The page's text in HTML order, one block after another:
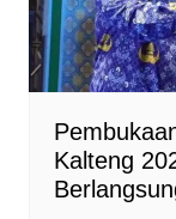
Kalteng